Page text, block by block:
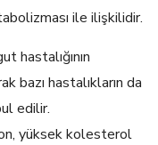
ile ilişkilidir.
hastalığının
bazı hastalıkların da
edilir.
yüksek kolesterol